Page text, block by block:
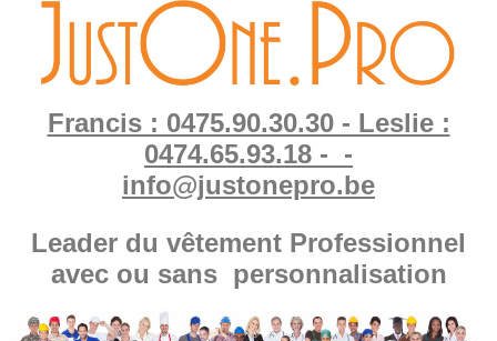
Francis : 0475.90.30.30 - Leslie :
0474.65.93.18 - -
info@justonepro.be
Leader du vêtement Professionnel
avec ou sans personnalisation